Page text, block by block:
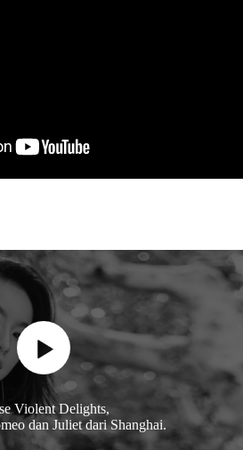
Violent Delights,
dan Juliet dari Shanghai.